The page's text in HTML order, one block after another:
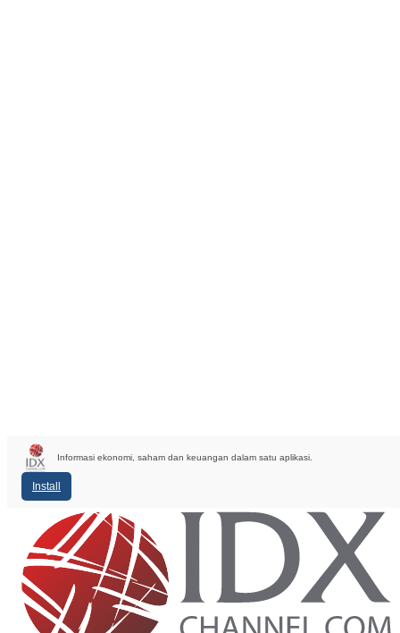
Informasi ekonomi, saham dan keuangan dalam satu aplikasi.
Install